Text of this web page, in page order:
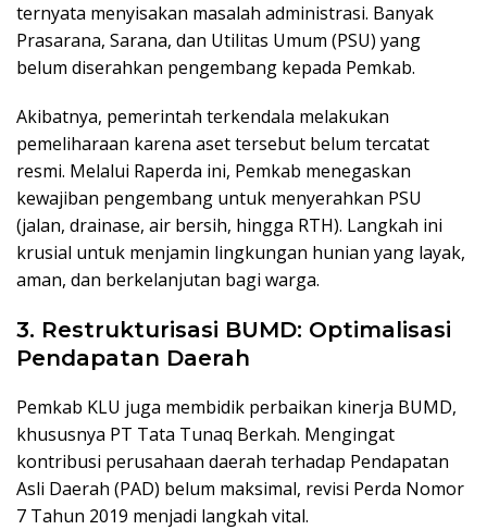
ternyata menyisakan masalah administrasi. Banyak
Prasarana, Sarana, dan Utilitas Umum (PSU) yang
belum diserahkan pengembang kepada Pemkab.
Akibatnya, pemerintah terkendala melakukan
pemeliharaan karena aset tersebut belum tercatat
resmi. Melalui Raperda ini, Pemkab menegaskan
kewajiban pengembang untuk menyerahkan PSU
(jalan, drainase, air bersih, hingga RTH). Langkah ini
krusial untuk menjamin lingkungan hunian yang layak,
aman, dan berkelanjutan bagi warga.
3. Restrukturisasi BUMD: Optimalisasi
Pendapatan Daerah
Pemkab KLU juga membidik perbaikan kinerja BUMD,
khususnya PT Tata Tunaq Berkah. Mengingat
kontribusi perusahaan daerah terhadap Pendapatan
Asli Daerah (PAD) belum maksimal, revisi Perda Nomor
7 Tahun 2019 menjadi langkah vital.